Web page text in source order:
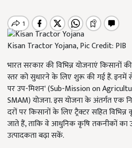
Kisan Tractor Yojana, Pic Credit: PIB
भारत सरकार की विभिन्न योजनाएं
स्तर को सुधारने के लिए शुरू की गई हैं.
पर उप-मिशन' (Sub-Mission on
SMAM) योजना. इस योजना के अंतर्गत एक
दरों पर किसानों के लिए ट्रैक्टर सहित
जाते हैं, ताकि वे आधुनिक कृषि तकनीकों का
उत्पादकता बढ़ा सकें.